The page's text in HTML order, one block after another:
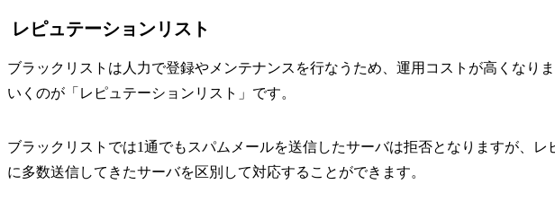
レピュテーションリスト
ブラックリストは人力で登録やメンテナンスを行なうため、運用コストが高くな
いくのが「レピュテーションリスト」です。
ブラックリストでは1通でもスパムメールを送信したサーバは拒否となりますが、
に多数送信してきたサーバを区別して対応することができます。